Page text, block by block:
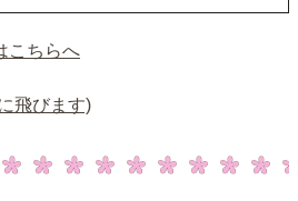
こちらへ
飛びます)